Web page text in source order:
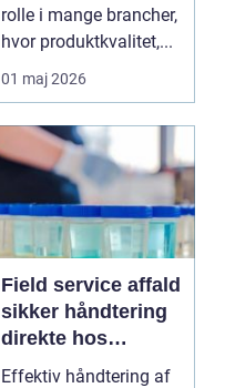
rolle i mange brancher,
hvor produktkvalitet,...
01 maj 2026
Field service affald
sikker håndtering
direkte hos
virksomheden
Effektiv håndtering af